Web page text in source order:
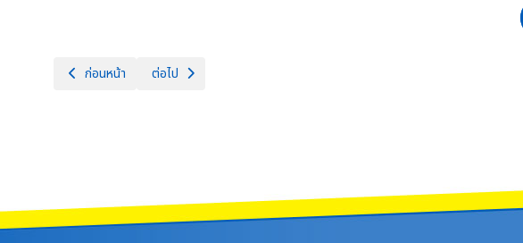
เนื้อหาก่อนหน้า: พิธีวางพวงมาลาถวายสักการะเนื่องในวันที่ระลึกพระบาทสมเด็จพระปกเกล้าเจ้าอ
ก่อนหน้า เนื้อหาถัดไป: TO BE NUMBER ONE โรงเรียนจักรคำคณาทร จังหวัดลำ
ต่อไป